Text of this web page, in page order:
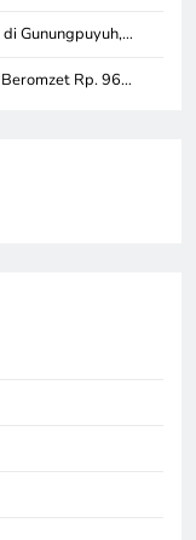
Gunungpuyuh,…
Rp. 96…